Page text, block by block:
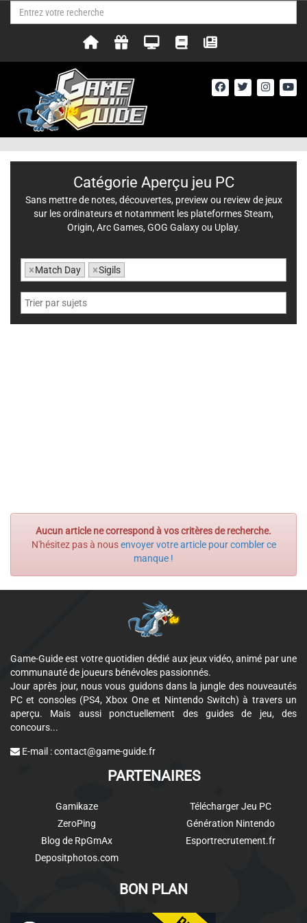
Aucun article ne correspond à vos critères de recherche.
N'hésitez pas à nousenvoyer votre article pour combler ce
manque !
Catégorie Aperçu jeu PC
Sans mettre de notes, découvertes, preview ou review de jeux
sur les ordinateurs et notamment les plateformes Steam,
Origin, Arc Games, GOG Galaxy ou Uplay.
×Match Day ×Sigils
Game-Guide est votre quotidien dédié aux jeux vidéo, animé par une
communauté de joueurs bénévoles passionnés.
Jour après jour, nous vous guidons dans la jungle des nouveautés
PC et consoles (PS4, Xbox One et Nintendo Switch) à travers un
aperçu. Mais aussi ponctuellement des guides de jeu, des
concours...
E-mail :contact@game-guide.fr
PARTENAIRES
Gamikaze
ZeroPing
Blog de RpGmAx
Depositphotos.com
Télécharger Jeu PC
Génération Nintendo
Esportrecrutement.fr
BON PLAN